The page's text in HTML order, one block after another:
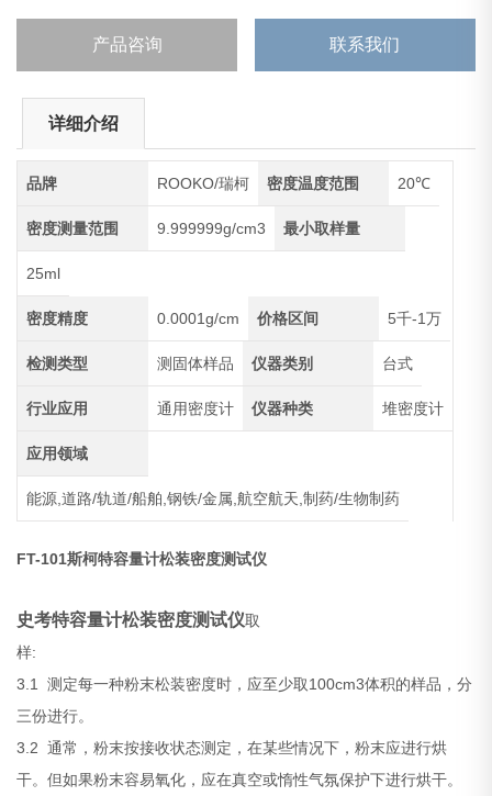
产品咨询 联系我们
详细介绍
品牌 ROOKO/瑞柯 密度温度范围 20℃
密度测量范围 9.999999g/cm3 最小取样量
25ml
密度精度 0.0001g/cm 价格区间 5千-1万
检测类型 测固体样品 仪器类别 台式
行业应用 通用密度计 仪器种类 堆密度计
应用领域
能源,道路/轨道/船舶,钢铁/金属,航空航天,制药/生物制药
FT-101斯柯特容量计松装密度测试仪
史考特容量计松装密度测试仪取
样:
3.1测定每一种粉末松装密度时，应至少取 100cm3体积的样品，分
三份进行。
3.2通常，粉末按接收状态测定，在某些情况下，粉末应进行烘
干。但如果粉末容易氧化，应在真空或惰性气氛保护下进行烘干。